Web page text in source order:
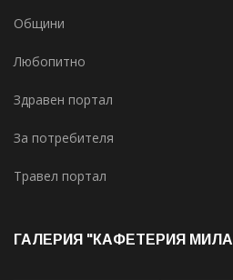
Общини
Любопитно
Здравен портал
За потребителя
Травел портал
ГАЛЕРИЯ "КАФЕТЕРИЯ